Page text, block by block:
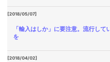
[2018/05/07]
「輸入はしか」に要注意。流行し
を
[2018/04/02]